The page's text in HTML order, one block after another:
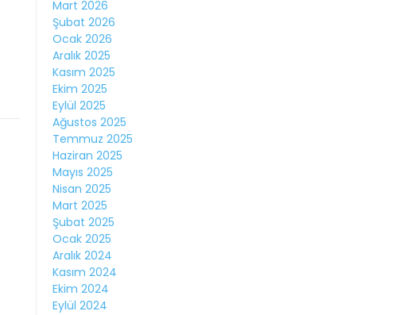
Mart 2026
Şubat 2026
Ocak 2026
Aralık 2025
Kasım 2025
Ekim 2025
Eylül 2025
Ağustos 2025
Temmuz 2025
Haziran 2025
Mayıs 2025
Nisan 2025
Mart 2025
Şubat 2025
Ocak 2025
Aralık 2024
Kasım 2024
Ekim 2024
Eylül 2024